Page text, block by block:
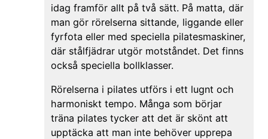
idag framför allt på två sätt. På matta, där
man gör rörelserna sittande, liggande eller
fyrfota eller med speciella pilatesmaskiner,
där stålfjädrar utgör motståndet. Det finns
också speciella bollklasser.
Rörelserna i pilates utförs i ett lugnt och
harmoniskt tempo. Många som börjar
träna pilates tycker att det är skönt att
upptäcka att man inte behöver upprepa